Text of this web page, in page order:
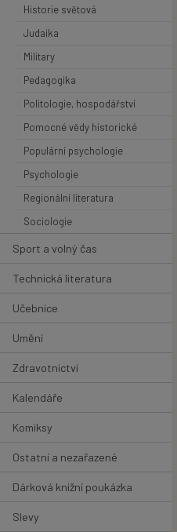
Historie světová
Judaika
Military
Pedagogika
Politologie, hospodářství
Pomocné vědy historické
Populární psychologie
Psychologie
Regionální literatura
Sociologie
Sport a volný čas
Technická literatura
Učebnice
Umění
Zdravotnictví
Kalendáře
Komiksy
Ostatní a nezařazené
Dárková knižní poukázka
Slevy